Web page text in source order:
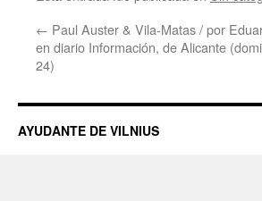
← Paul Auster & Vila-Matas / por
en diario Información, de Alicante
24)
AYUDANTE DE VILNIUS